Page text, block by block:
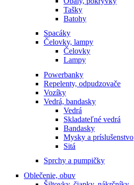
Tašky
Batohy
Spacáky
Čelovky, lampy
Čelovky
Lampy
Powerbanky
Repelenty, odpudzovače
Vozíky
Vedrá, bandasky
Vedrá
Skladateľné vedrá
Bandasky
Mysky a príslušenstvo
Sitá
Sprchy a pumpičky
Oblečenie, obuv